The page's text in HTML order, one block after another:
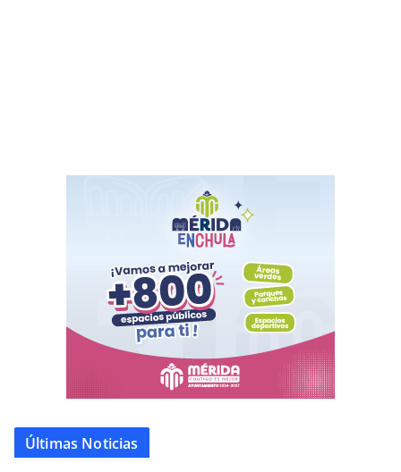
Últimas Noticias